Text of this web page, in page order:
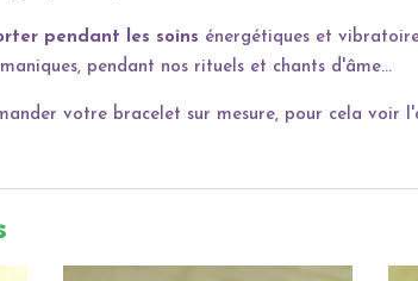
pendant les soins énergétiques et
pendant nos rituels et chants d'âme...
votre bracelet sur mesure, pour cela voir